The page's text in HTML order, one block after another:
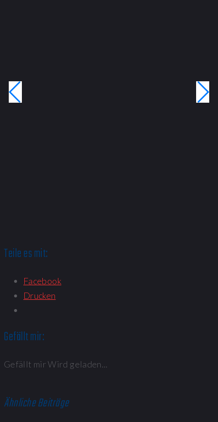
Teile es mit:
Facebook
Drucken
Gefällt mir:
Gefällt mirWird geladen...
Ähnliche Beiträge